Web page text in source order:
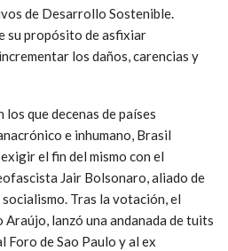
de los años, el bloqueo ha
esencial a las aspiraciones de
fundamental al desarrollo
la actualización del Modelo de
y para la implementación del
aplicación de la Agenda 2030 y el
de Desarrollo Sostenible.